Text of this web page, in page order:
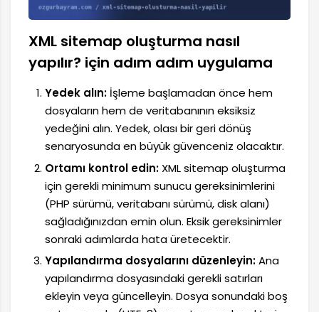
XML sitemap oluşturma nasıl
yapılır? için adım adım uygulama
Yedek alın:İşleme başlamadan önce hem
dosyaların hem de veritabanının eksiksiz
yedeğini alın. Yedek, olası bir geri dönüş
senaryosunda en büyük güvenceniz olacaktır.
Ortamı kontrol edin:XML sitemap oluşturma
için gerekli minimum sunucu gereksinimlerini
(PHP sürümü, veritabanı sürümü, disk alanı)
sağladığınızdan emin olun. Eksik gereksinimler
sonraki adımlarda hata üretecektir.
Yapılandırma dosyalarını düzenleyin:Ana
yapılandırma dosyasındaki gerekli satırları
ekleyin veya güncelleyin. Dosya sonundaki boş